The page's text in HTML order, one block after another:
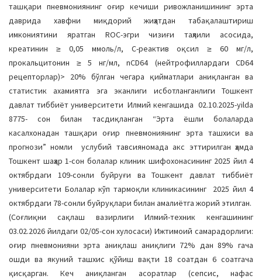
ташқари пневмониянинг оғир кечиши ривожланишининг эрта
даврида хавфни миқдорий жиҳатдан табақалаштириш
имкониятини яратган ROC-эгри чизиғи таҳлили асосида,
креатинин ≥ 0,05 ммоль/л, С-реактив оқсил ≥ 60 мг/л,
прокальцитонин ≥ 5 нг/мл, nCD64 (нейтрофиллардаги CD64
рецепторлар)> 20% бўлган чегара қийматлари аниқланган ва
статистик ахамиятга эга эканлиги исботланганлиги Тошкент
давлат тиббиёт университети Илмий кенгашида 02.10.2025-yilda
8775- сон билан тасдиқланган “Эрта ёшли болаларда
касалхонадан ташқари оғир пневмониянинг эрта ташхиси ва
прогнози” номли услубий тавсияномада акс эттирилган ҳамда
Тошкент шаҳар 1-сон болалар клиник шифохонасининг 2025 йил 4
октябрдаги 109-сонли буйруғи ва Тошкент давлат тиббиёт
университети Болалар кўп тармоқли клиникасининг 2025 йил 4
октябрдаги 78-сонли буйруқлари билан амалиётга жорий этилган.
(Соғлиқни сақлаш вазирлиги Илмий-техник кенгашининг
03.02.2026 йилдаги 02/05-сон хулосаси) Ижтимоий самарадорлиги:
оғир пневмонияни эрта аниқлаш аниқлиги 72% дан 89% гача
ошди ва якуний ташхис қўйиш вақти 18 соатдан 6 соатгача
қисқарган. Кеч аниқланган асоратлар (сепсис, нафас